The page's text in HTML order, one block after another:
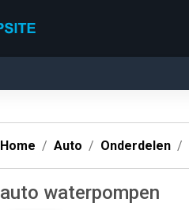
Home Auto Onderdelen
auto waterpompen